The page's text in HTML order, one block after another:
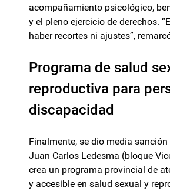
acompañamiento psicológico,
y el pleno ejercicio de derechos.
haber recortes ni ajustes”,
Programa de salud
reproductiva para
discapacidad
Finalmente, se dio media
Juan Carlos Ledesma (bloque
crea un programa provincial de
y accesible en salud sexual y